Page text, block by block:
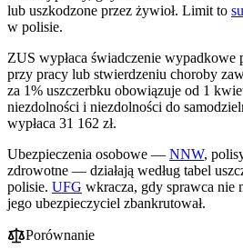
lub uszkodzone przez żywioł. Limit to
w polisie.
ZUS wypłaca świadczenie
przy pracy lub stwierdzeniu choroby
za 1% uszczerbku obowiązuje od 1
niezdolności i niezdolności do
wypłaca 31 162 zł.
Ubezpieczenia osobowe — NNW,
zdrowotne — działają według tabel
polisie. UFG wkracza, gdy sprawca nie
jego ubezpieczyciel zbankrutował.
Porównanie